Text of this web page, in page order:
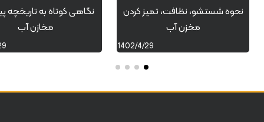
نحوه شستشو، نظافت، تمیز کردن
مخزن آب
1402/4/29
نگاهی کوتاه به تاریخچه
مخازن آب